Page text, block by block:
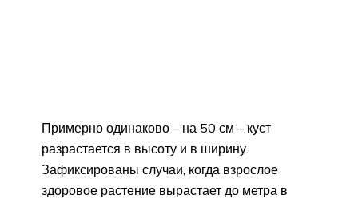
Примерно одинаково – на 50 см – куст
разрастается в высоту и в ширину.
Зафиксированы случаи, когда взрослое
здоровое растение вырастает до метра в